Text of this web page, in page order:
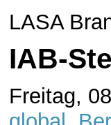
LASA
IAB-
Freitag,